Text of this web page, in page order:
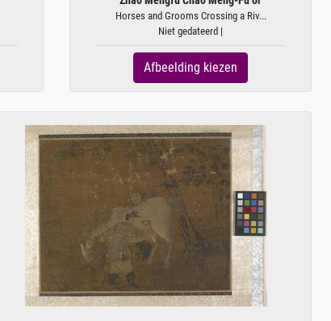
Horses and Grooms Crossing a Riv...
Niet gedateerd |
Afbeelding kiezen